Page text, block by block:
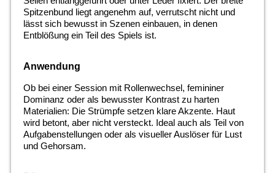
Spitzenbund liegt angenehm auf, verrutscht nicht und
lässt sich bewusst in Szenen einbauen, in denen
Entblößung ein Teil des Spiels ist.
Anwendung
Ob bei einer Session mit Rollenwechsel, femininer
Dominanz oder als bewusster Kontrast zu harten
Materialien: Die Strümpfe setzen klare Akzente. Haut
wird betont, aber nicht versteckt. Ideal auch als Teil von
Aufgabenstellungen oder als visueller Auslöser für Lust
und Gehorsam.